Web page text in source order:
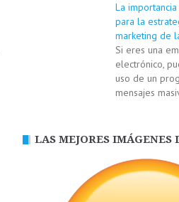
La
para la
marketing de
Si eres una
electrónico,
uso de un
mensajes
LAS MEJORES IMÁGENES